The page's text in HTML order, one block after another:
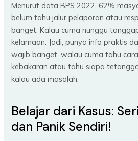
Menurut data BPS 2022, 62%
belum tahu jalur pelaporan atau
banget. Kalau cuma nunggu
kelamaan. Jadi, punya info praktis
wajib banget, walau cuma tahu
kebakaran atau tahu siapa
kalau ada masalah.
Belajar dari Kasus:
dan Panik Sendiri!